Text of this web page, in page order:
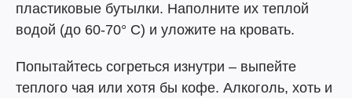
пластиковые бутылки. Наполните их теплой
водой (до 60-70° С) и уложите на кровать.
Попытайтесь согреться изнутри – выпейте
теплого чая или хотя бы кофе. Алкоголь, хоть и